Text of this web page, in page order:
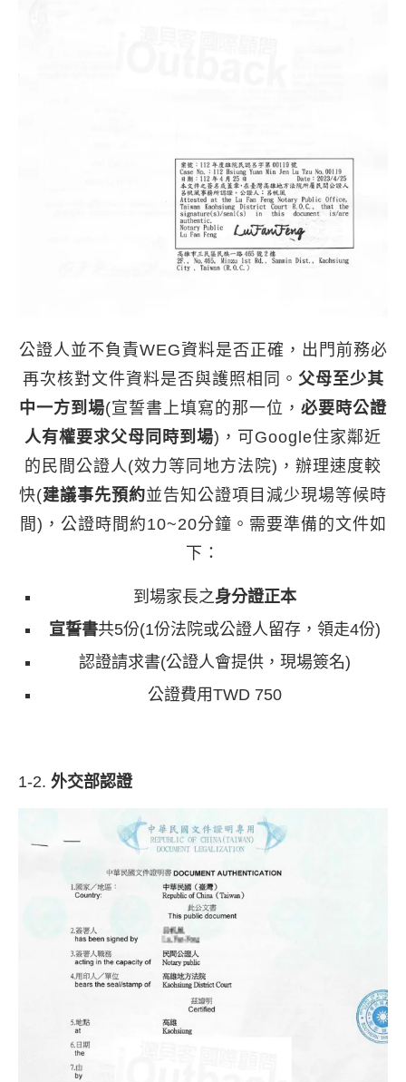
公證人並不負責WEG資料是否正確，出門前務必
再次核對文件資料是否與護照相同。 父母至少其
中一方到場(宣誓書上填寫的那一位， 必要時公證
人有權要求父母同時到場)，可Google住家鄰近
的民間公證人(效力等同地方法院)，辦理速度較
快(建議事先預約並告知公證項目減少現場等候時
間)，公證時間約10~20分鐘。需要準備的文件如
下：
到場家長之身分證正本
宣誓書共5份(1份法院或公證人留存，領走4份)
認證請求書(公證人會提供，現場簽名)
公證費用TWD 750
1-2. 外交部認證